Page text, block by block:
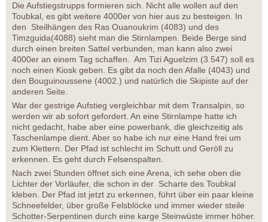
Die Aufstiegstrupps formieren sich. Nicht alle wollen auf den
Toubkal, es gibt weitere 4000er von hier aus zu besteigen. In
den Steilhängen des Ras Ouanoukrim (4083) und des
Timzguida(4088) sieht man die Stirnlampen. Beide Berge sind
durch einen breiten Sattel verbunden, man kann also zwei
4000er an einem Tag schaffen. Am Tizi Aguelzim (3.547) soll es
noch einen Kiosk geben. Es gibt da noch den Afalle (4043) und
den Bouguinoussene (4002.) und natürlich die Skipiste auf der
anderen Seite.
War der gestrige Aufstieg vergleichbar mit dem Transalpin, so
werden wir ab sofort gefordert. An eine Stirnlampe hatte ich
nicht gedacht, habe aber eine powerbank, die gleichzeitig als
Taschenlampe dient. Aber so habe ich nur eine Hand frei um
zum Klettern. Der Pfad ist schlecht im Schutt und Geröll zu
erkennen. Es geht durch Felsenspalten.
Nach zwei Stunden öffnet sich eine Arena, ich sehe oben die
Lichter der Vorläufer, die schon in der Scharte des Toubkal
kleben. Der Pfad ist jetzt zu erkennen, führt über ein paar kleine
Schneefelder, über große Felsblöcke und immer wieder steile
Schotter-Serpentinen durch eine karge Steinwüste immer höher.